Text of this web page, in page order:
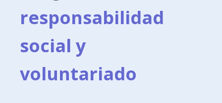
responsabilidad
social y
voluntariado